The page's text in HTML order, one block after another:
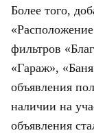
Более того,
фильтров
«Гараж»,
объявления
наличии на
объявления